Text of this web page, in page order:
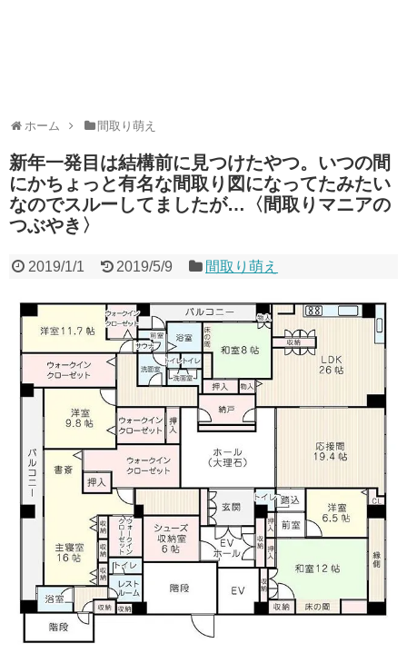
ホーム 間取り萌え
新年一発目は結構前に見つけたやつ。いつの間
にかちょっと有名な間取り図になってたみたい
なのでスルーしてましたが…〈間取りマニアの
つぶやき〉
2019/1/1 2019/5/9 間取り萌え